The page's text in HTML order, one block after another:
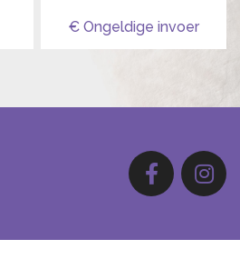
€ Ongeldige invoer